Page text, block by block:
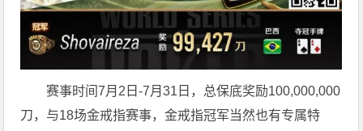
赛事时间7月2日-7月31日，总保底奖励100,000,000
刀，与18场金戒指赛事，金戒指冠军当然也有专属特